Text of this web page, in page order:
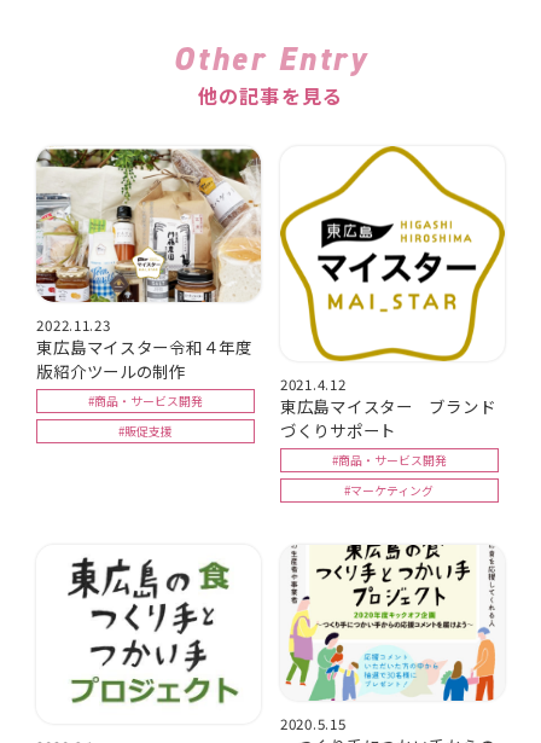
Other Entry
他の記事を見る
2022.11.23
東広島マイスター令和４年度
版紹介ツールの制作
#商品・サービス開発
#販促支援
2021.4.12
東広島マイスター ブランド
づくりサポート
#商品・サービス開発
#マーケティング
2020.5.15